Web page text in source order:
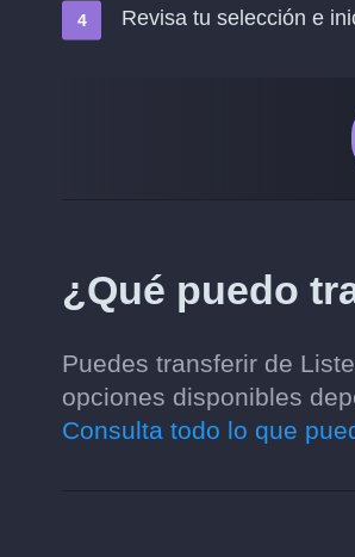
Revisa tu selección e
¿Qué puedo
Puedes transferir de
opciones disponibles
Consulta todo lo que